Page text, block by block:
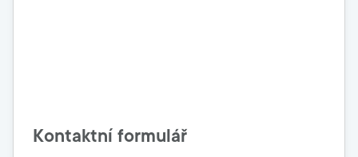
Kontaktní formulář